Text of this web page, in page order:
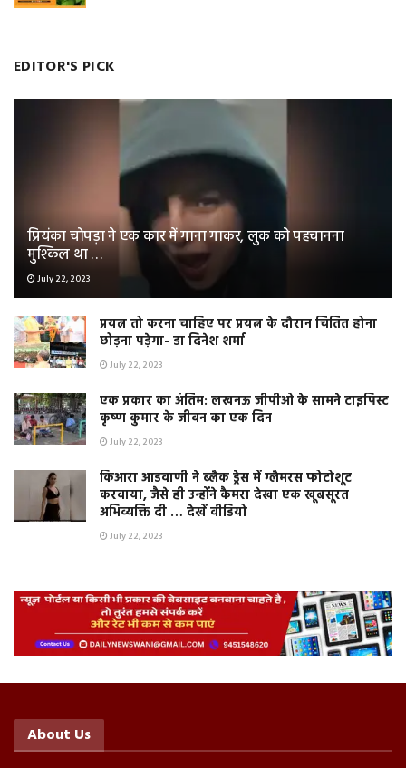
EDITOR'S PICK
प्रियंका चोपड़ा ने एक कार में गाना गाकर, लुक को पहचानना
मुश्किल था …
July 22, 2023
प्रयत्न तो करना चाहिए पर प्रयत्न के दौरान चिंतित होना
छोड़ना पड़ेगा- डा दिनेश शर्मा
July 22, 2023
एक प्रकार का अंतिम: लखनऊ जीपीओ के सामने टाइपिस्ट
कृष्ण कुमार के जीवन का एक दिन
July 22, 2023
किआरा आडवाणी ने ब्लैक ड्रेस में ग्लैमरस फोटोशूट
करवाया, जैसे ही उन्होंने कैमरा देखा एक खूबसूरत
अभिव्यक्ति दी … देखें वीडियो
July 22, 2023
About Us